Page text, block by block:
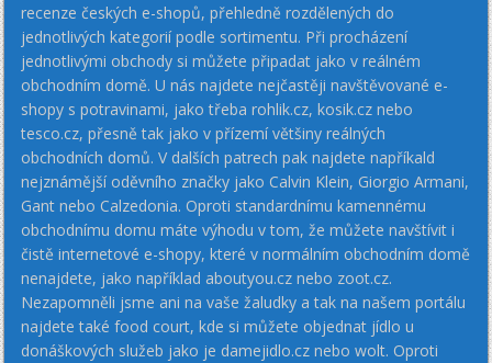
recenze českých e-shopů, přehledně rozdělených do
jednotlivých kategorií podle sortimentu. Při procházení
jednotlivými obchody si můžete připadat jako v reálném
obchodním domě. U nás najdete nejčastěji navštěvované e-
shopy s potravinami, jako třeba rohlik.cz, kosik.cz nebo
tesco.cz, přesně tak jako v přízemí většiny reálných
obchodních domů. V dalších patrech pak najdete napříkald
nejznámější oděvního značky jako Calvin Klein, Giorgio Armani,
Gant nebo Calzedonia. Oproti standardnímu kamennému
obchodnímu domu máte výhodu v tom, že můžete navštívit i
čistě internetové e-shopy, které v normálním obchodním domě
nenajdete, jako například aboutyou.cz nebo zoot.cz.
Nezapomněli jsme ani na vaše žaludky a tak na našem portálu
najdete také food court, kde si můžete objednat jídlo u
donáškových služeb jako je damejidlo.cz nebo wolt. Oproti